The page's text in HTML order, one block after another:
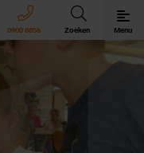
0900 8856 Zoeken Menu